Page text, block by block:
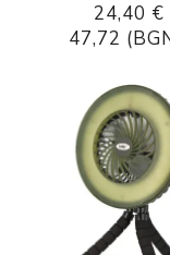
24,40 €
47,72